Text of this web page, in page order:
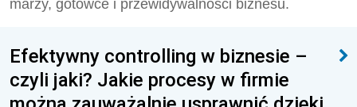
marży, gotówce i przewidywalności biznesu.
Efektywny controlling w biznesie –
czyli jaki? Jakie procesy w firmie